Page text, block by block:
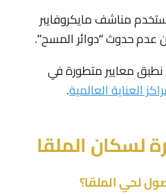
مناشف مايكروفايبر
عدم حدوث “دوائر المسح”.
نطبق معايير متطورة في
العناية العالمية.
لسكان الملقا
لحي الملقا؟